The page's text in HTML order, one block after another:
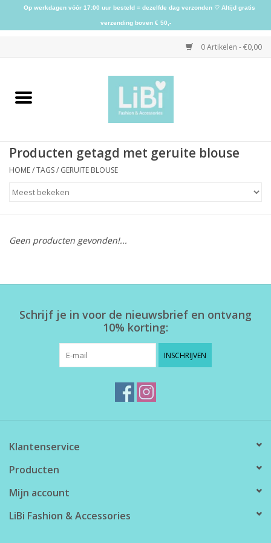
0 Artikelen - €0,00
Home
Schoenen
Herensokken
Producten getagd met geruite blouse
HOME/TAGS/ GERUITE BLOUSE
Geen producten gevonden!...
Schrijf je in voor de nieuwsbrief en ontvang
10% korting:
INSCHRIJVEN
Klantenservice
Producten
Mijn account
LiBi Fashion & Accessories
Op werkdagen vóór 17:00 uur besteld = dezelfde dag verzonden ♡ Altijd gratis
verzending boven € 50,-